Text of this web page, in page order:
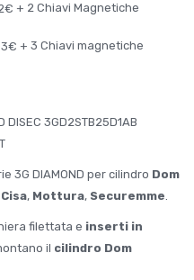
+ 2 Chiavi Magnetiche
+ 3 Chiavi magnetiche
DISEC 3GD2STB25D1AB
3G DIAMOND per cilindro Dom
Cisa, Mottura, Securemme
filettata e inserti in
il cilindro Dom